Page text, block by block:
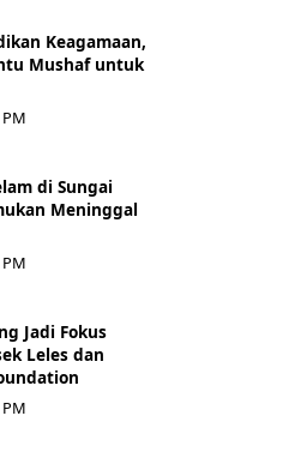
Keagamaan,
Mushaf untuk
di Sungai
Meninggal
Jadi Fokus
Leles dan